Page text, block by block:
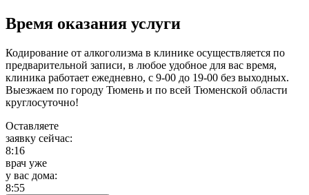
Время оказания услуги
Кодирование от алкоголизма в клинике осуществляется по
предварительной записи, в любое удобное для вас время,
клиника работает ежедневно, с 9-00 до 19-00 без выходных.
Выезжаем по городу Тюмень и по всей Тюменской области
круглосуточно!
Оставляете
заявку сейчас:
8:16
врач уже
у вас дома:
8:55